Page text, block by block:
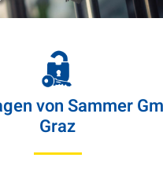
von Sammer
Graz